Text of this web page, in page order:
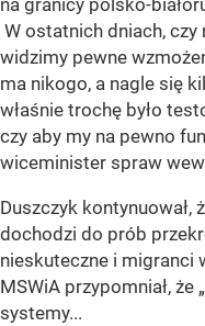
na granicy polsko-
W ostatnich dniach,
widzimy pewne
ma nikogo, a nagle się
właśnie trochę było
czy aby my na pewno
wiceminister spraw
Duszczyk kontynuował,
dochodzi do prób
nieskuteczne i migranci
MSWiA przypomniał,
systemy...